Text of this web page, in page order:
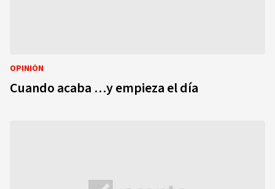
OPINIÓN
Cuando acaba …y empieza el día